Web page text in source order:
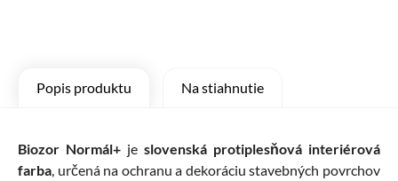
Popis produktu Na stiahnutie
Biozor Normál+ je slovenská protiplesňová interiérová
farba, určená na ochranu a dekoráciu stavebných povrchov